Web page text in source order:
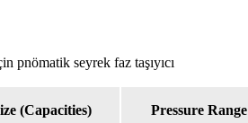
pnömatik seyrek faz taşıyıcı
(Capacities) Pressure Range